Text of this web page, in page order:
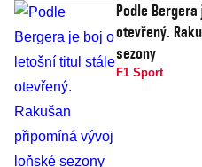
Podle
otevřený.
sezony
F1 Sport